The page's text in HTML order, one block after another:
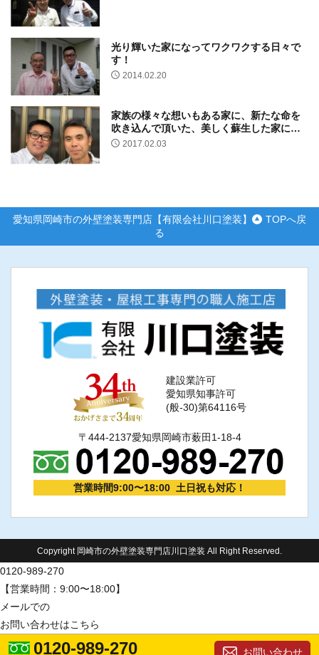
光り輝いた家になってワクワクする日々で
す！
2014.02.20
家族の様々な想いもある家に、新たな命を
吹き込んで頂いた、美しく蘇生した家に、
安心して住める、本当に幸せなことです。
2017.02.03
愛知県岡崎市の外壁塗装専門店【有限会社川口塗装】
TOPへ戻
る
建設業許可
愛知県知事許可
(般-30)第64116号
〒444-2137愛知県岡崎市薮田1-18-4
営業時間9:00〜18:00 土日祝も対応！
Copyright 岡崎市の外壁塗装専門店川口塗装 All Right Reserved.
0120-989-270 お問い合わせ
0120-989-270
【営業時間：9:00〜18:00】
メールでの
お問い合わせはこちら